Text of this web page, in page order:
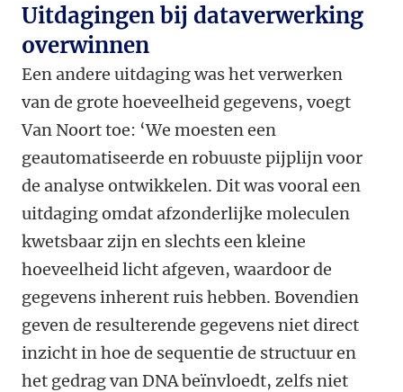
Uitdagingen bij dataverwerking
overwinnen
Een andere uitdaging was het verwerken
van de grote hoeveelheid gegevens, voegt
Van Noort toe: ‘We moesten een
geautomatiseerde en robuuste pijplijn voor
de analyse ontwikkelen. Dit was vooral een
uitdaging omdat afzonderlijke moleculen
kwetsbaar zijn en slechts een kleine
hoeveelheid licht afgeven, waardoor de
gegevens inherent ruis hebben. Bovendien
geven de resulterende gegevens niet direct
inzicht in hoe de sequentie de structuur en
het gedrag van DNA beïnvloedt, zelfs niet